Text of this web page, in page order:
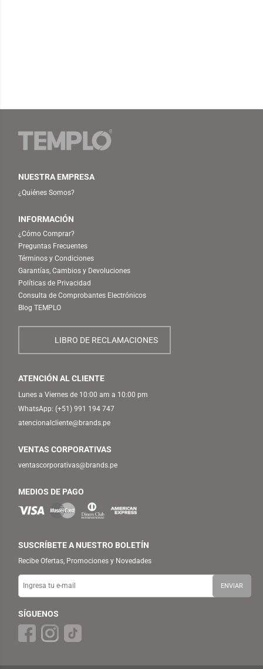
NUESTRA EMPRESA
¿Quiénes Somos?
INFORMACIÓN
¿Cómo Comprar?
Preguntas Frecuentes
Términos y Condiciones
Garantías, Cambios y Devoluciones
Políticas de Privacidad
Consulta de Comprobantes Electrónicos
Blog TEMPLO
LIBRO DE RECLAMACIONES
ATENCIÓN AL CLIENTE
Lunes a Viernes de 10:00 am a 10:00 pm
WhatsApp: (+51) 991 194 747
atencionalcliente@brands.pe
VENTAS CORPORATIVAS
ventascorporativas@brands.pe
MEDIOS DE PAGO
SUSCRÍBETE A NUESTRO BOLETÍN
Recibe Ofertas, Promociones y Novedades
SÍGUENOS